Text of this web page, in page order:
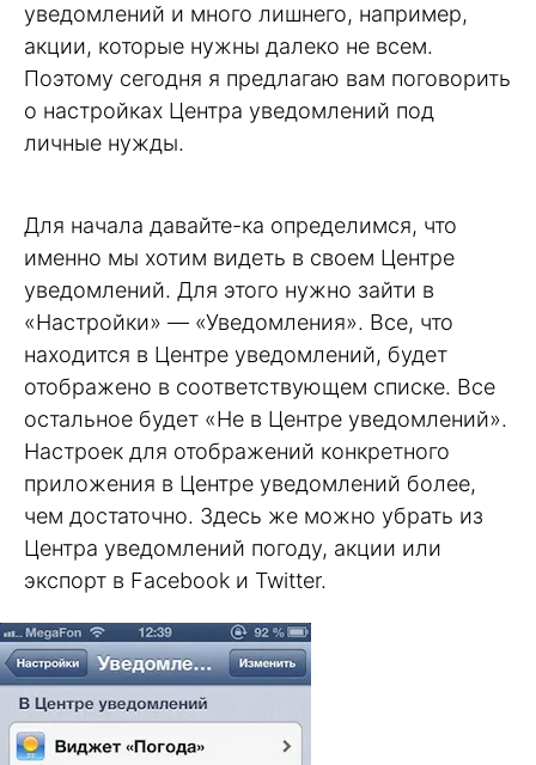
уведомлений и много лишнего, например,
акции, которые нужны далеко не всем.
Поэтому сегодня я предлагаю вам поговорить
о настройках Центра уведомлений под
личные нужды.
Для начала давайте-ка определимся, что
именно мы хотим видеть в своем Центре
уведомлений. Для этого нужно зайти в
«Настройки» — «Уведомления». Все, что
находится в Центре уведомлений, будет
отображено в соответствующем списке. Все
остальное будет «Не в Центре уведомлений».
Настроек для отображений конкретного
приложения в Центре уведомлений более,
чем достаточно. Здесь же можно убрать из
Центра уведомлений погоду, акции или
экспорт в Facebook и Twitter.